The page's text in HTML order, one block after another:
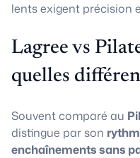
lents exigent précision
Lagree vs
quelles
Souvent comparé au
distingue par son
enchaînements sans